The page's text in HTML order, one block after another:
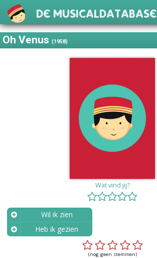
De Musicaldatabase
Oh Venus(1958)
Wat vind jij?
Wil ik zien
Heb ik gezien
(nog geen stemmen)